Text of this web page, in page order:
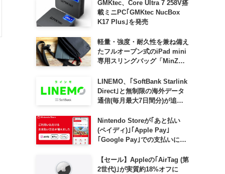
GMKtec、Core Ultra 7 258V搭
載ミニPC｢GMKtec NucBox
K17 Plus｣を発売
軽量・強度・耐久性を兼ね備え
たフルオープン式のiPad mini
専用スリングバッグ「MinZ
発売
LINEMO、｢SoftBank Starlink
Direct｣と無制限の海外データ
通信(毎月最大7日間分)が追加
Nintendo Storeが｢あと払い
(ペイディ)｣｢Apple Pay｣
｢Google Pay｣での支払いに対
【セール】Appleの｢AirTag (第
2世代)｣が実質約18%オフに